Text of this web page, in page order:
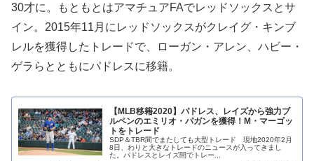
30才に。もともとはアマチュアFAでレッドソックスとサ
イン。2015年11月にレッドソックスがクレイグ・キンブ
レルを獲得したトレードで、ローガン・アレン、ハビー・
ゲラらとともにパドレスに移籍。
【MLB移籍2020】パドレス、レイズから強力ブ
ルペンのエミリオ・パガンを獲得！M・マーゴッ
トをトレード
SDP＆TBR間でまたしても大型トレード 現地2020年2月
8日、わりと大きなトレードのニュースが入ってきまし
た。パドレスとレイズ間でトレー...